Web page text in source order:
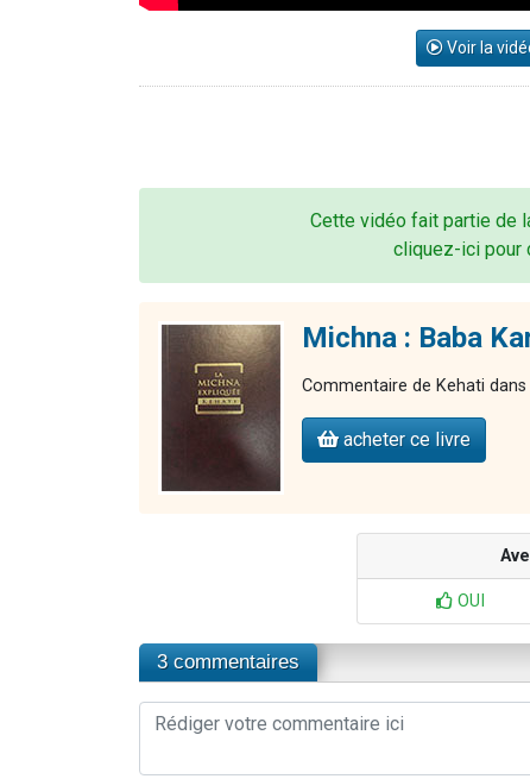
Voir la
Cette vidéo fait partie de
cliquez-ici pour
Michna : Baba
Commentaire de Kehati
acheter ce livre
OUI
3 commentaires